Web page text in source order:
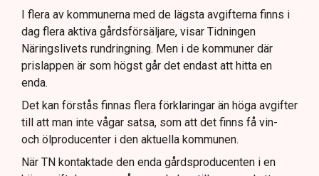
I flera av kommunerna med de lägsta avgifterna finns i
dag flera aktiva gårdsförsäljare, visar Tidningen
Näringslivets rundringning. Men i de kommuner där
prislappen är som högst går det endast att hitta en
enda.
Det kan förstås finnas flera förklaringar än höga avgifter
till att man inte vågar satsa, som att det finns få vin-
och ölproducenter i den aktuella kommunen.
När TN kontaktade den enda gårdsproducenten i en